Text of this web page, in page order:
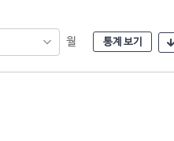
월 통계 보기